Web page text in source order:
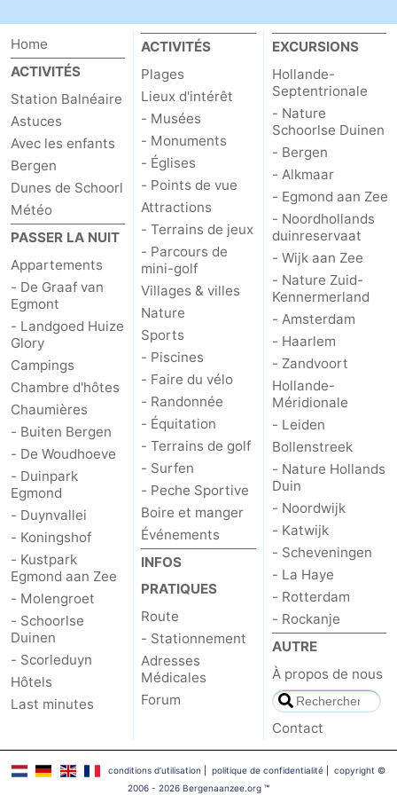
Églises
-
Points
de
vue
Attractions
-
Terrains
de
jeux
-
Parcours
de
mini-
golf
Villages
&
villes
Nature
Sports
-
Piscines
-
Faire
du
vélo
-
Randonnée
Équitation
Terrains
de
golf
Surfen
-
Peche
Sportive
Boire
et
manger
Événements
Pratiques
Forum
Home
ACTIVITÉS
Station Balnéaire
Astuces
Avec les enfants
Bergen
Dunes de Schoorl
Météo
PASSER LA NUIT
Appartements
- De Graaf van
Egmont
- Landgoed Huize
Glory
Campings
Chambre d'hôtes
Chaumières
- Buiten Bergen
- De Woudhoeve
- Duinpark
Egmond
- Duynvallei
- Koningshof
- Kustpark
Egmond aan Zee
- Molengroet
- Schoorlse
Duinen
- Scorleduyn
Hôtels
Last minutes
ACTIVITÉS
Plages
Lieux d'intérêt
- Musées
- Monuments
- Églises
- Points de vue
Attractions
- Terrains de jeux
- Parcours de
mini-golf
Villages & villes
Nature
Sports
- Piscines
- Faire du vélo
- Randonnée
- Équitation
- Terrains de golf
- Surfen
- Peche Sportive
Boire et manger
Événements
INFOS
PRATIQUES
Route
- Stationnement
Adresses
Médicales
Forum
EXCURSIONS
Hollande-
Septentrionale
- Nature
Schoorlse Duinen
- Bergen
- Alkmaar
- Egmond aan Zee
- Noordhollands
duinreservaat
- Wijk aan Zee
- Nature Zuid-
Kennermerland
- Amsterdam
- Haarlem
- Zandvoort
Hollande-
Méridionale
- Leiden
Bollenstreek
- Nature Hollands
Duin
- Noordwijk
- Katwijk
- Scheveningen
- La Haye
- Rotterdam
- Rockanje
AUTRE
À propos de nous
Contact
conditions d‘utilisation politique de confidentialité| copyright ©
2006 - 2026 Bergenaanzee.org ™